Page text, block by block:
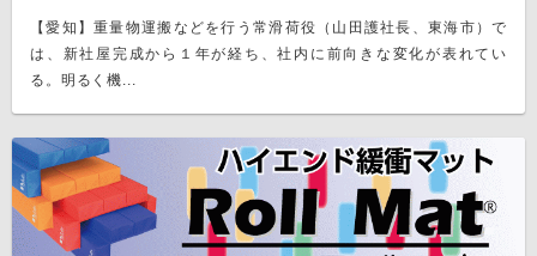
【愛知】重量物運搬などを行う常滑荷役（山田護社長、東海市）で
は、新社屋完成から１年が経ち、社内に前向きな変化が表れてい
る。明るく機...